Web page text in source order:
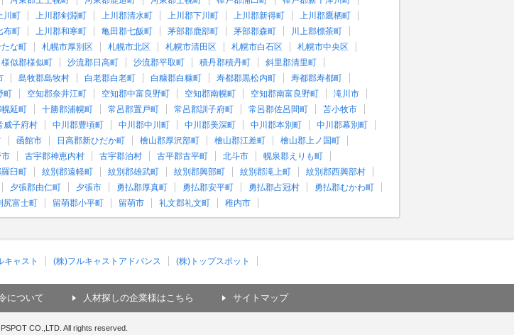
川町 上川郡剣淵町 上川郡清水町 上川郡下川町 上川郡新得町
上川郡鷹栖町
布町 上川郡和寒町 亀田郡七飯町 茅部郡鹿部町 茅部郡森町
川上郡標茶町
な町 札幌市厚別区 札幌市北区 札幌市清田区 札幌市白石区
札幌市中央区
様似郡様似町 沙流郡日高町 沙流郡平取町 積丹郡積丹町
斜里郡清里町
島牧郡島牧村 白老郡白老町 白糠郡白糠町 寿都郡黒松内町
寿都郡寿都町
町 空知郡奈井江町 空知郡中富良野町 空知郡南幌町 空知郡南富良野町
滝川市
延町 十勝郡浦幌町 常呂郡置戸町 常呂郡訓子府町 常呂郡佐呂間町
苫小牧市
威子府村 中川郡豊頃町 中川郡中川町 中川郡美深町 中川郡本別町
中川郡幕別町
函館市 日高郡新ひだか町 檜山郡厚沢部町 檜山郡江差町
檜山郡上ノ国町
古宇郡神恵内村 古宇郡泊村 古平郡古平町 北斗市
幌泉郡えりも町
羅臼町 紋別郡遠軽町 紋別郡雄武町 紋別郡興部町 紋別郡滝上町
紋別郡西興部村
夕張郡由仁町 夕張市 勇払郡厚真町 勇払郡安平町 勇払郡占冠村
勇払郡むかわ町
尻富士町 留萌郡小平町 留萌市 礼文郡礼文町 稚内市
キャスト (株)フルキャストアドバンス (株)トップスポット
について 人材探しの企業様はこちら サイトマップ
CO.,LTD. All rights reserved.